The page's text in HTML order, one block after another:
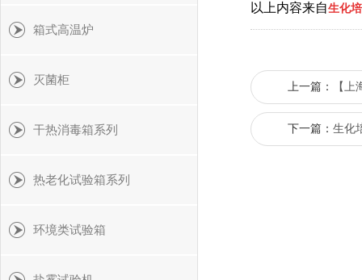
以上内容来自生化
上一篇： 【
下一篇： 生化
箱式高温炉
灭菌柜
干热消毒箱系列
热老化试验箱系列
环境类试验箱